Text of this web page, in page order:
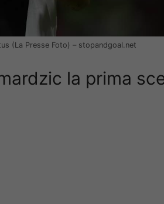
(La Presse Foto) – stopandgoal.net
la prima